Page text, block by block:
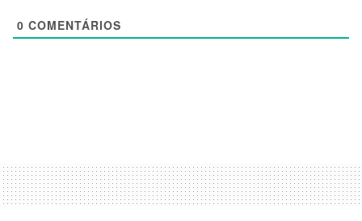
0 COMENTÁRIOS